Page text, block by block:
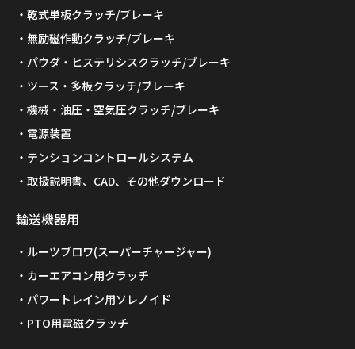
乾式単板クラッチ/ブレーキ
無励磁作動クラッチ/ブレーキ
パウダ・ヒステリシスクラッチ/ブレーキ
ツース・多板クラッチ/ブレーキ
機械・油圧・空気圧クラッチ/ブレーキ
電源装置
テンションコントロールシステム
取扱説明書、CAD、その他ダウンロード
輸送機器用
ルーツブロワ(スーパーチャージャー)
カーエアコン用クラッチ
パワートレイン用ソレノイド
PTO用電磁クラッチ